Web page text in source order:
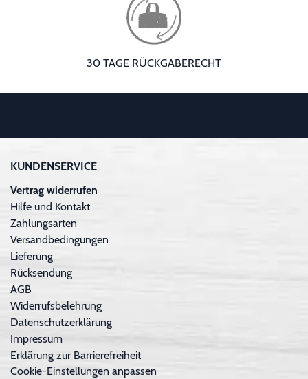
30 TAGE RÜCKGABERECHT
KUNDENSERVICE
Vertrag widerrufen
Hilfe und Kontakt
Zahlungsarten
Versandbedingungen
Lieferung
Rücksendung
AGB
Widerrufsbelehrung
Datenschutzerklärung
Impressum
Erklärung zur Barrierefreiheit
Cookie-Einstellungen anpassen